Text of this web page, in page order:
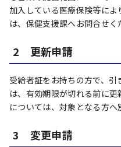
加入している医療保険等に
は、保健支援課へお問合せく
2 更新申請
受給者証をお持ちの方で、
は、有効期限が切れる前に
については、対象となる方へ
3 変更申請